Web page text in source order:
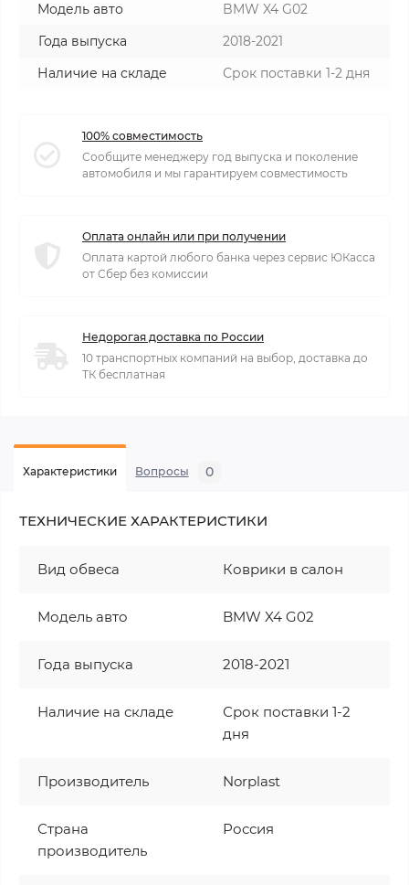
Модель авто
BMW X4 G02
Года выпуска
2018-2021
Наличие на складе
Срок поставки 1-2 дня
100% совместимость
Сообщите менеджеру год выпуска и поколение
автомобиля и мы гарантируем совместимость
Оплата онлайн или при получении
Оплата картой любого банка через сервис ЮКасса
от Сбер без комиссии
Недорогая доставка по России
10 транспортных компаний на выбор, доставка до
ТК бесплатная
Характеристики Вопросы 0
ТЕХНИЧЕСКИЕ ХАРАКТЕРИСТИКИ
Вид обвеса Коврики в салон
Модель авто BMW X4 G02
Года выпуска 2018-2021
Наличие на складе
Срок поставки 1-2
дня
Производитель Norplast
Страна
производитель
Россия